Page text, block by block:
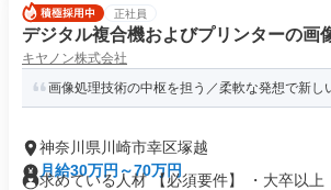
正社員
デジタル複合機およびプリンターの画
キヤノン株式会社
画像処理技術の中枢を担う／柔軟な発想で新し
神奈川県川崎市幸区塚越
月給30万円～70万円
求めている人材 【必須要件】 ・大卒以上